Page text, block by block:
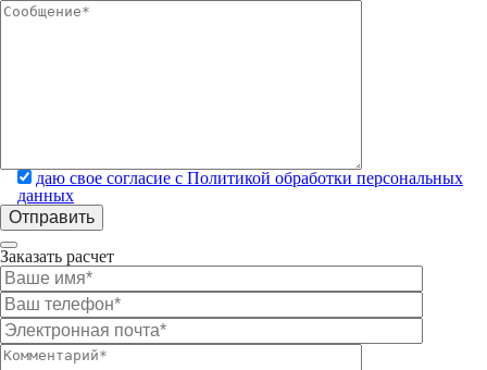
даю свое согласие с Политикой обработки персональных
данных
Заказать расчет